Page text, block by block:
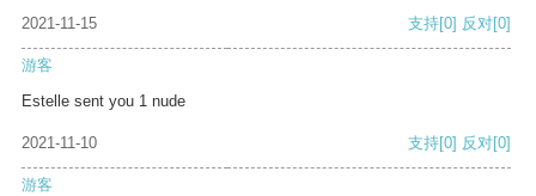
2021-11-15 支持[0] 反对[0]
游客
Estelle sent you 1 nude
2021-11-10 支持[0] 反对[0]
游客